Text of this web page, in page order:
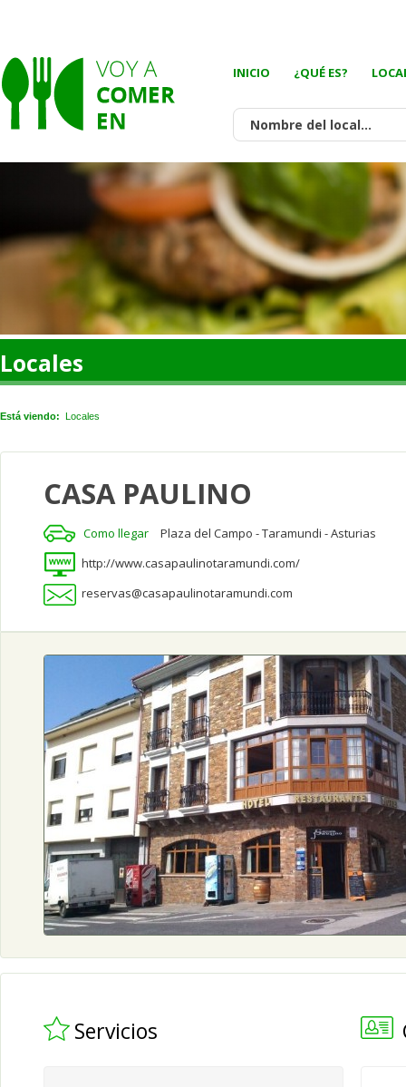
INICIO ¿QUÉ ES?
Locales
Está viendo: Locales
CASA PAULINO
Como llegar
Plaza del Campo - Taramundi - Asturias
http://www.casapaulinotaramundi.com/
reservas@casapaulinotaramundi.com
Servicios